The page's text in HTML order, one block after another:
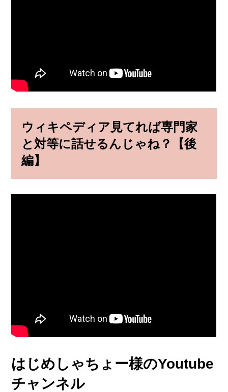
ウィキペディア見てれば専門家
と対等に話せるんじゃね？【後
編】
はじめしゃちょー様のYoutube
チャンネル